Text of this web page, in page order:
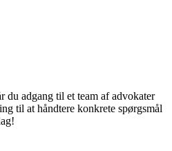
du adgang til et team af advokater
til at håndtere konkrete spørgsmål